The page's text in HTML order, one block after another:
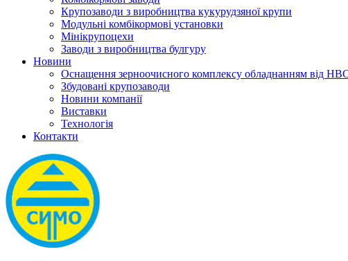
Крупозаводи з виробництва кукурудзяної крупи
Модульні комбікормові установки
Мінікрупоцехи
Заводи з виробництва булгуру
Новини
Оснащення зерноочисного комплексу обладнанням
Збудовані крупозаводи
Новини компанії
Виставки
Технологія
Контакти